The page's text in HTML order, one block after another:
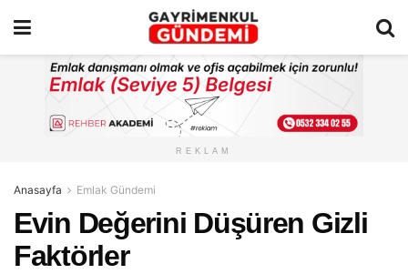
REKLAM
Anasayfa Emlak Gündemi
Evin Değerini Düşüren Gizli
Faktörler